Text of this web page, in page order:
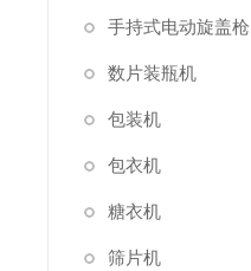
手持式电动旋盖枪
数片装瓶机
包装机
包衣机
糖衣机
筛片机